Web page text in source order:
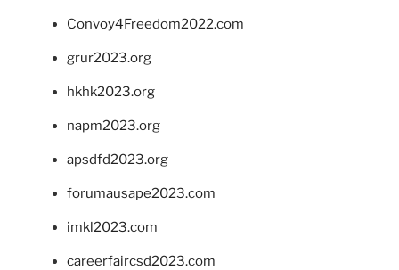
Convoy4Freedom2022.com
grur2023.org
hkhk2023.org
napm2023.org
apsdfd2023.org
forumausape2023.com
imkl2023.com
careerfaircsd2023.com